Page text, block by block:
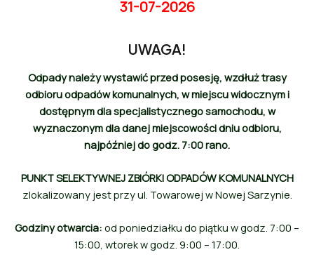
31-07-2026
UWAGA!
Odpady należy wystawić przed posesję, wzdłuż trasy
odbioru odpadów komunalnych, w miejscu widocznym i
dostępnym dla specjalistycznego samochodu, w
wyznaczonym dla danej miejscowości dniu odbioru,
najpóźniej do godz. 7:00 rano.
PUNKT SELEKTYWNEJ ZBIÓRKI ODPADÓW KOMUNALNYCH
zlokalizowany jest przy ul. Towarowej w Nowej Sarzynie.
Godziny otwarcia: od poniedziałku do piątku w godz. 7:00 –
15:00, wtorek w godz. 9:00 – 17:00.